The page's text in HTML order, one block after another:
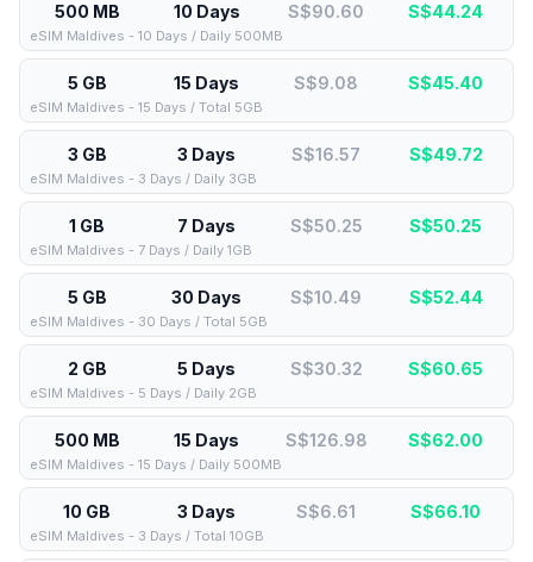
500 MB 10 Days S$90.60 S$44.24
eSIM Maldives - 10 Days / Daily 500MB
5 GB 15 Days S$9.08 S$45.40
eSIM Maldives - 15 Days / Total 5GB
3 GB 3 Days S$16.57 S$49.72
eSIM Maldives - 3 Days / Daily 3GB
1 GB 7 Days S$50.25 S$50.25
eSIM Maldives - 7 Days / Daily 1GB
5 GB 30 Days S$10.49 S$52.44
eSIM Maldives - 30 Days / Total 5GB
2 GB 5 Days S$30.32 S$60.65
eSIM Maldives - 5 Days / Daily 2GB
500 MB 15 Days S$126.98 S$62.00
eSIM Maldives - 15 Days / Daily 500MB
10 GB 3 Days S$6.61 S$66.10
eSIM Maldives - 3 Days / Total 10GB